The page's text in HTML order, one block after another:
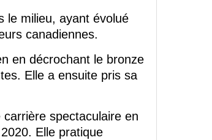
le milieu, ayant évolué
canadiennes.
en décrochant le bronze
Elle a ensuite pris sa
spectaculaire en
Elle pratique